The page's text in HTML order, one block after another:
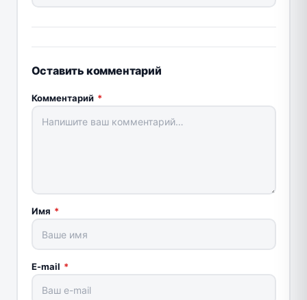
Оставить комментарий
Комментарий *
Имя *
E-mail *